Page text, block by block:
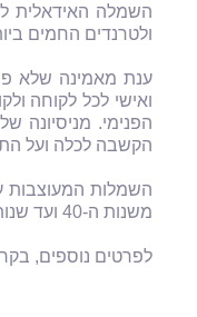
השמלה האידאלית
ולטרנדים החמים
ענת מאמינה שלא
ואישי לכל לקוחה
הפנימי. מניסיונה
הקשבה לכלה ועל
השמלות המעוצבות
משנות ה-40 ועד שנות ה-70 תוך שילוב אלמנטיים מודרניים ואופנתיים, אשר משתלבים בהרמוניה לכדי יצירה של ממש.
לפרטים נוספים,